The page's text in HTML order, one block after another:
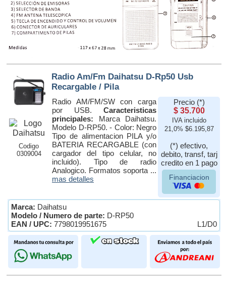
Codigo
0309004
Radio Am/Fm Daihatsu D-Rp50 Usb
Recargable / Pila
Radio AM/FM/SW con carga
por USB. Caracteristicas
principales: Marca Daihatsu.
Modelo D-RP50. - Color: Negro
Tipo de alimentacion PILA y/o
BATERIA RECARGABLE (con
cargador del tipo celular, no
incluido). Tipo de radio
Analogico. Formatos soporta ...
mas detalles
Precio (*)
$ 35.700
IVA incluido
21,0% $6.195,87
(*) efectivo,
debito, transf, tarj
credito en 1 pago
Financiacion
Marca: Daihatsu
Modelo / Numero de parte: D-RP50
EAN / UPC: 7798019951675 L1/D0